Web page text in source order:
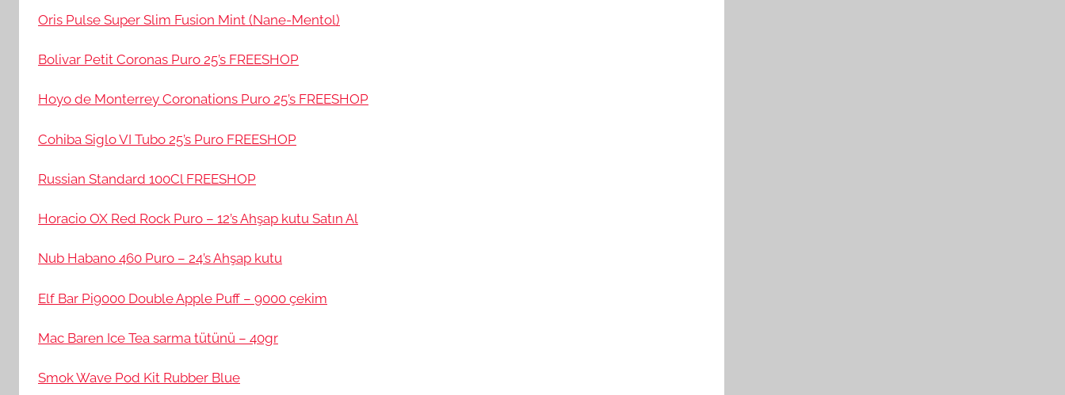
Oris Pulse Super Slim Fusion Mint (Nane-Mentol)
Bolivar Petit Coronas Puro 25’s FREESHOP
Hoyo de Monterrey Coronations Puro 25’s FREESHOP
Cohiba Siglo VI Tubo 25’s Puro FREESHOP
Russian Standard 100Cl FREESHOP
Horacio OX Red Rock Puro – 12’s Ahşap kutu Satın Al
Nub Habano 460 Puro – 24’s Ahşap kutu
Elf Bar Pi9000 Double Apple Puff – 9000 çekim
Mac Baren Ice Tea sarma tütünü – 40gr
Smok Wave Pod Kit Rubber Blue